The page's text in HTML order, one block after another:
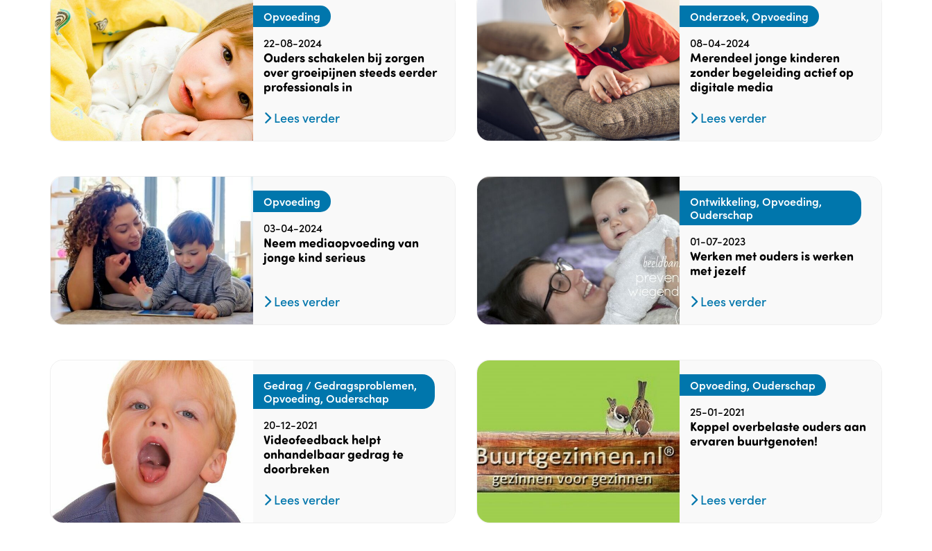
Opvoeding
22-08-2024
Ouders schakelen bij zorgen
over groeipijnen steeds eerder
professionals in
Lees verder
Onderzoek, Opvoeding
08-04-2024
Merendeel jonge kinderen
zonder begeleiding actief op
digitale media
Lees verder
Opvoeding
03-04-2024
Neem mediaopvoeding van
jonge kind serieus
Lees verder
Ontwikkeling, Opvoeding,
Ouderschap
01-07-2023
Werken met ouders is werken
met jezelf
Lees verder
Gedrag / Gedragsproblemen,
Opvoeding, Ouderschap
20-12-2021
Videofeedback helpt
onhandelbaar gedrag te
doorbreken
Lees verder
Opvoeding, Ouderschap
25-01-2021
Koppel overbelaste ouders aan
ervaren buurtgenoten!
Lees verder